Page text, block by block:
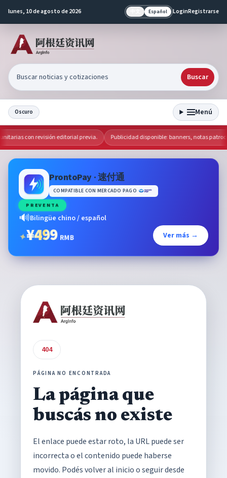
lunes, 10 de agosto de 2026 Español LoginRegistrarse
Buscar
Oscuro Menú
con revisión editorial previa. Publicidad disponible: banners, notas
ProntoPay · 速付通
COMPATIBLE CON MERCADO PAGO
PREVENTA
🔊Bilingüe chino / español
✦¥499 RMB Ver más →
404
PÁGINA NO ENCONTRADA
La página que
buscás no existe
El enlace puede estar roto, la URL puede ser
incorrecta o el contenido puede haberse
movido. Podés volver al inicio o seguir desde